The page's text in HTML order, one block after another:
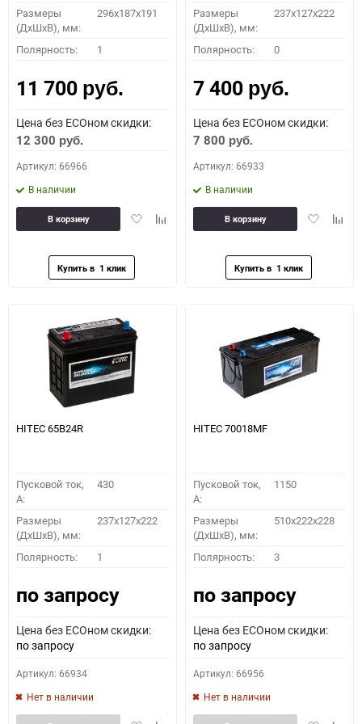
Размеры
(ДхШхВ), мм:
296х187х191
Полярность: 1
11 700 руб.
Цена без ECOном скидки:
12 300 руб.
Артикул: 66966
В наличии
ДобавитьДобавить
В корзину
Размеры
(ДхШхВ), мм:
237x127x222
Полярность: 0
7 400 руб.
Цена без ECOном скидки:
7 800 руб.
Артикул: 66933
В наличии
Добавить
В корзину
HITEC 65B24R
Пусковой ток,
A:
430
Размеры
(ДхШхВ), мм:
237x127x222
Полярность: 1
по запросу
Цена без ECOном скидки:
по запросу
Артикул: 66934
Нет в наличии
HITEC 70018MF
Пусковой ток,
A:
1150
Размеры
(ДхШхВ), мм:
510x222x228
Полярность: 3
по запросу
Цена без ECOном скидки:
по запросу
Артикул: 66956
Нет в наличии